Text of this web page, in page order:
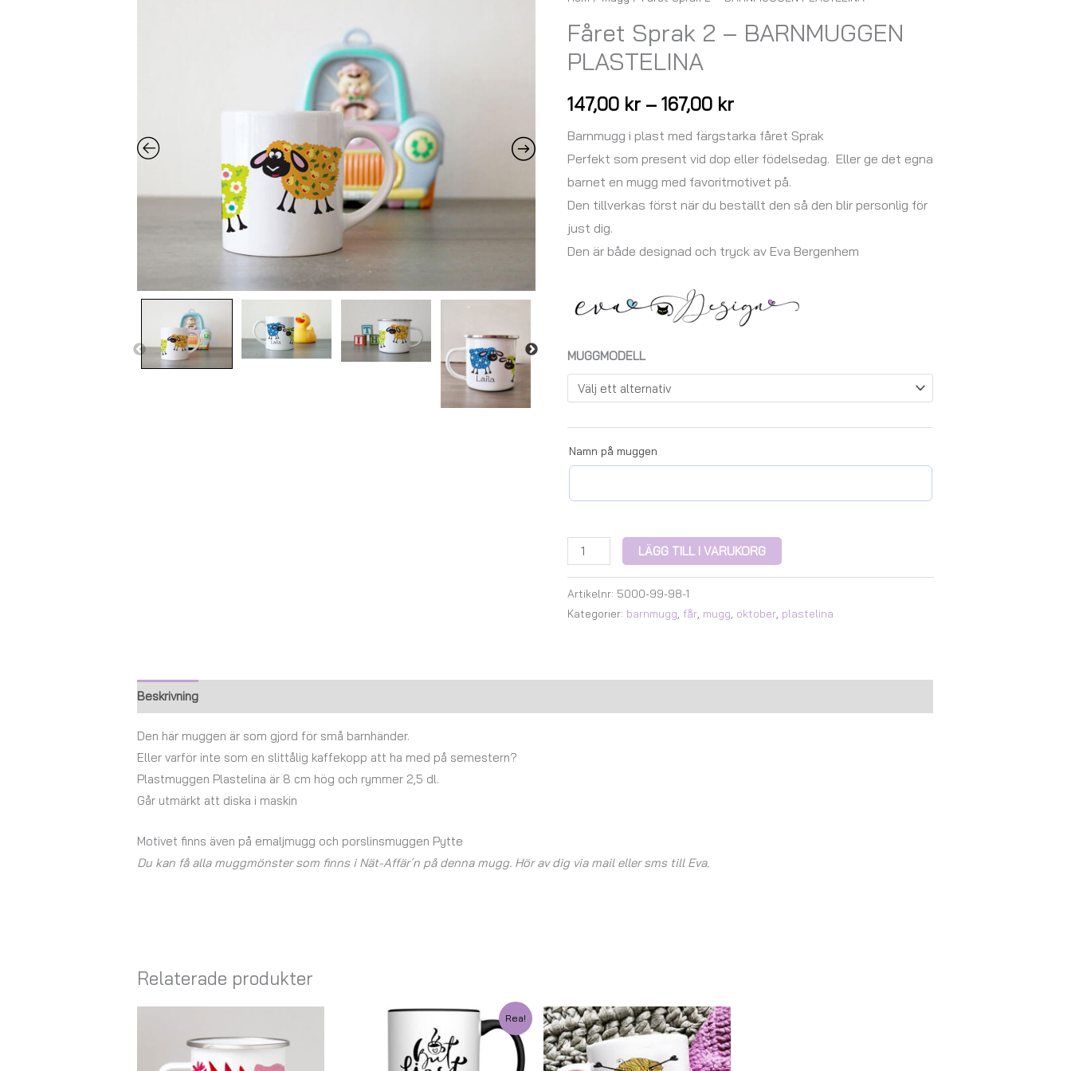
Fåret Sprak 2 – BARNMUGGEN
PLASTELINA
147,00 kr – 167,00 kr
147,00 kr
167,00 kr
Barnmugg i plast med färgstarka fåret Sprak
Perfekt som present vid dop eller födelsedag. Eller ge det egna
barnet en mugg med favoritmotivet på.
Den tillverkas först när du beställt den så den blir personlig för
just dig.
Den är både designad och tryck av Eva Bergenhem
MUGGMODELL
Namn på muggen
2
-
PLASTELINA
LÄGG TILL I VARUKORG
Artikelnr: 5000-99-98-1
Kategorier: barnmugg får mugg oktober plastelina
Beskrivning
Den här muggen är som gjord för små barnhänder.
Eller varför inte som en slittålig kaffekopp att ha med på semestern?
Plastmuggen Plastelina är 8 cm hög och rymmer 2,5 dl.
Går utmärkt att diska i maskin
Motivet finns även på emaljmugg och porslinsmuggen Pytte
Du kan få alla muggmönster som finns i Nät-Affär´n på denna mugg. Hör av dig via mail eller sms till Eva.
Relaterade produkter
Rea!
Det
ursprungliga
priset
147,00 kr.
Det
nuvarande
priset
är:
75,00 kr.